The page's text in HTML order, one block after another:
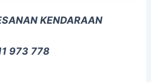
KENDARAAN
973 778